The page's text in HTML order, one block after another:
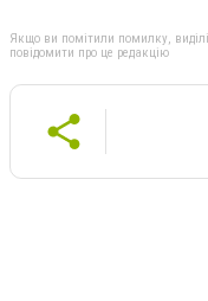
Якщо ви помітили помилку,
повідомити про це редакцію